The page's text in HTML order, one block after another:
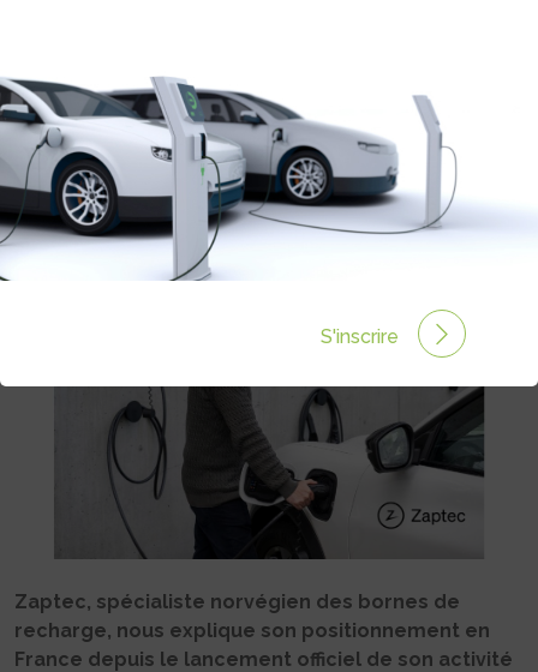
ZAPTEC, SPÉCIALISTE DES BORNES
DE RECHARGE, SE CONFIE SUR SON
INSTALLATION EN FRANCE
Rédigé par Camille LEHOUX le 15 Mar 2024 à 16:10
commentaires
Zaptec, spécialiste norvégien des bornes de
recharge, nous explique son positionnement en
France depuis le lancement officiel de son activité
S'inscrire